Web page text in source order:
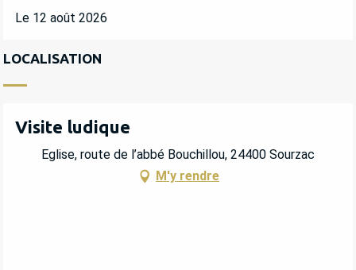
Le 12 août 2026
LOCALISATION
Visite ludique
Eglise, route de l’abbé Bouchillou, 24400 Sourzac
M'y rendre